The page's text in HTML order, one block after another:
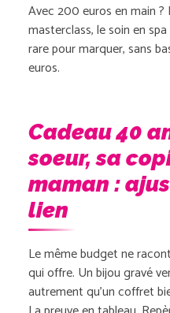
Avec 200 euros en main
masterclass, le soin en
rare pour marquer, sans
euros.
Cadeau 40
soeur, sa
maman :
lien
Le même budget ne
qui offre. Un bijou gravé
autrement qu’un coffret